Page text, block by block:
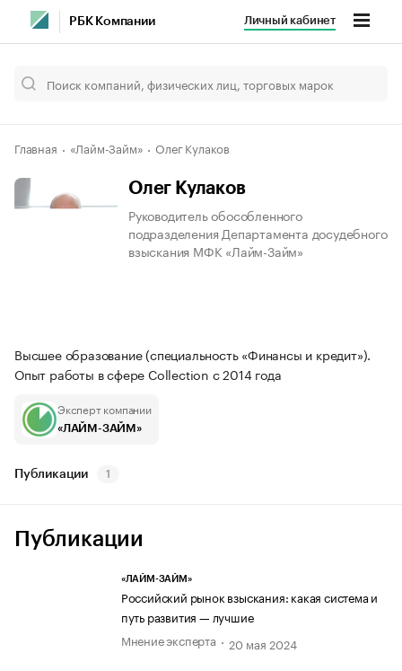
РБК Компании Личный кабинет
Главная «Лайм-Займ» Олег Кулаков
Олег Кулаков
Руководитель обособленного
подразделения Департамента досудебного
взыскания МФК «Лайм-Займ»
Высшее образование (специальность «Финансы и кредит»).
Опыт работы в сфере Collection с 2014 года
Эксперт компании
«ЛАЙМ-ЗАЙМ»
Публикации 1
Публикации
«ЛАЙМ-ЗАЙМ»
Российский рынок взыскания: какая система и
путь развития — лучшие
Мнение эксперта
20 мая 2024